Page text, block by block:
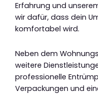
Erfahrung und
wir dafür, dass dein
komfortabel wird.
Neben dem
weitere
professionelle
Verpackungen und